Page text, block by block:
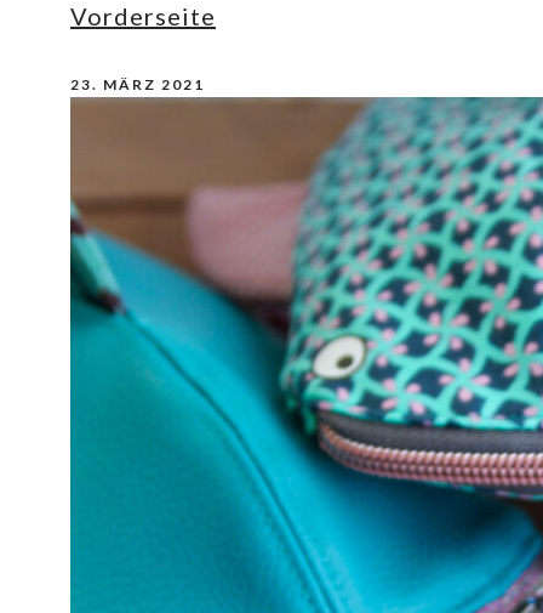
Vorderseite
23. MÄRZ 2021